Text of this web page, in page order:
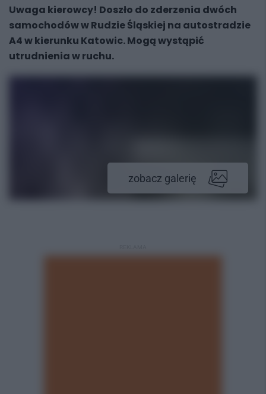
Uwaga kierowcy! Doszło do zderzenia dwóch
samochodów w Rudzie Śląskiej na autostradzie
A4 w kierunku Katowic. Mogą wystąpić
utrudnienia w ruchu.
zobacz galerię